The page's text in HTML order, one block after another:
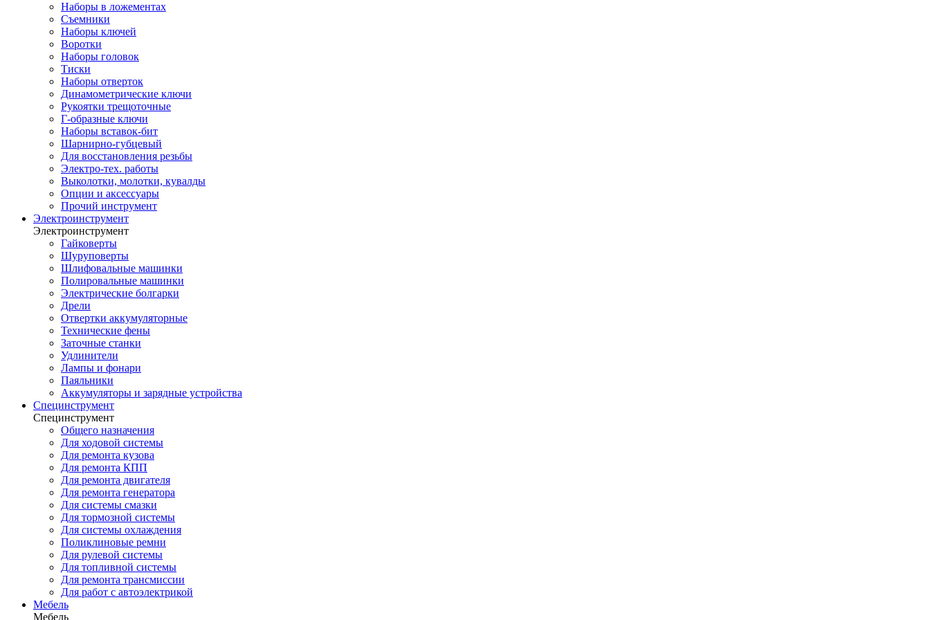
Наборы в ложементах
Съемники
Наборы ключей
Воротки
Наборы головок
Тиски
Наборы отверток
Динамометрические ключи
Рукоятки трещоточные
Г-образные ключи
Наборы вставок-бит
Шарнирно-губцевый
Для восстановления резьбы
Электро-тех. работы
Выколотки, молотки, кувалды
Опции и аксессуары
Прочий инструмент
Электроинструмент
Электроинструмент
Гайковерты
Шуруповерты
Шлифовальные машинки
Полировальные машинки
Электрические болгарки
Дрели
Отвертки аккумуляторные
Технические фены
Заточные станки
Удлинители
Лампы и фонари
Паяльники
Аккумуляторы и зарядные устройства
Специнструмент
Специнструмент
Общего назначения
Для ходовой системы
Для ремонта кузова
Для ремонта КПП
Для ремонта двигателя
Для ремонта генератора
Для системы смазки
Для тормозной системы
Для системы охлаждения
Поликлиновые ремни
Для рулевой системы
Для топливной системы
Для ремонта трансмиссии
Для работ с автоэлектрикой
Мебель
Мебель